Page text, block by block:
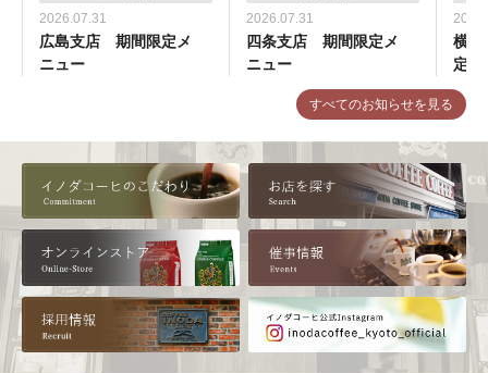
すべてのお知らせを見る
2026.07.31
広島支店 期間限定メ
ニュー
2026.07.31
四条支店 期間限定メ
ニュー
横
定メ